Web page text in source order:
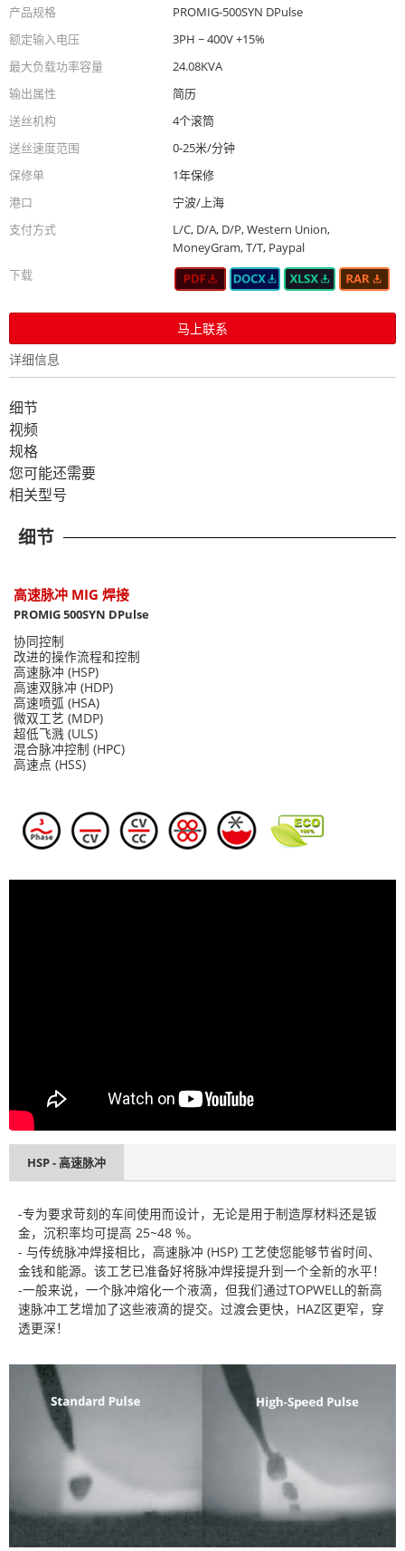
产品规格
PROMIG-500SYN DPulse
额定输入电压
3PH ~ 400V +15%
最大负载功率容量
24.08KVA
输出属性
简历
送丝机构
4个滚筒
送丝速度范围
0-25米/分钟
保修单
1年保修
港口
宁波/上海
支付方式
L/C, D/A, D/P, Western Union,
MoneyGram, T/T, Paypal
下载
马上联系
详细信息
细节
视频
规格
您可能还需要
相关型号
细节
高速脉冲 MIG 焊接
PROMIG 500SYN DPulse
协同控制
改进的操作流程和控制
高速脉冲 (HSP)
高速双脉冲 (HDP)
高速喷弧 (HSA)
微双工艺 (MDP)
超低飞溅 (ULS)
混合脉冲控制 (HPC)
高速点 (HSS)
HSP - 高速脉冲
-专为要求苛刻的车间使用而设计，无论是用于制造厚材料还是钣
金，沉积率均可提高 25~48 %。
- 与传统脉冲焊接相比，高速脉冲 (HSP) 工艺使您能够节省时间、
金钱和能源。该工艺已准备好将脉冲焊接提升到一个全新的水平！
-一般来说，一个脉冲熔化一个液滴，但我们通过TOPWELL的新高
速脉冲工艺增加了这些液滴的提交。过渡会更快，HAZ区更窄，穿
透更深！